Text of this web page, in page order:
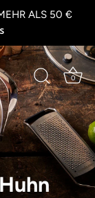
ALS 50 €
0